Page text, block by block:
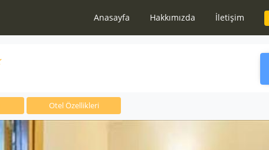
Anasayfa Hakkımızda İletişim
Otel Özellikleri